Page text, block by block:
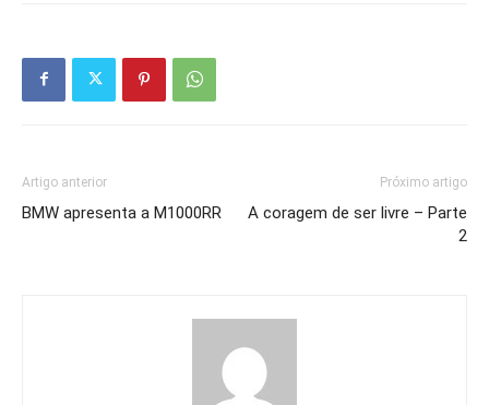
Artigo anterior
BMW apresenta a M1000RR
Próximo artigo
A coragem de ser livre – Parte
2